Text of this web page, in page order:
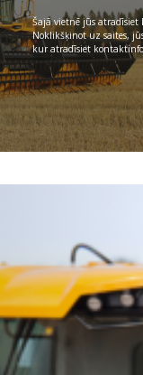
Šajā vietnē jūs
Noklikšķinot uz saites,
kur atradīsiet